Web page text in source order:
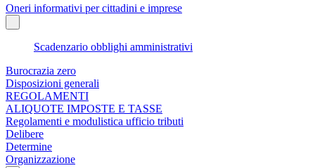
Oneri informativi per cittadini e imprese
Scadenzario obblighi amministrativi
Burocrazia zero
Disposizioni generali
REGOLAMENTI
ALIQUOTE IMPOSTE E TASSE
Regolamenti e modulistica ufficio tributi
Delibere
Determine
Organizzazione